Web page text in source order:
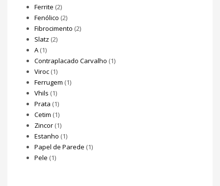
Ferrite (2)
Fenólico (2)
Fibrocimento (2)
Slatz (2)
A (1)
Contraplacado Carvalho (1)
Viroc (1)
Ferrugem (1)
Vhils (1)
Prata (1)
Cetim (1)
Zincor (1)
Estanho (1)
Papel de Parede (1)
Pele (1)